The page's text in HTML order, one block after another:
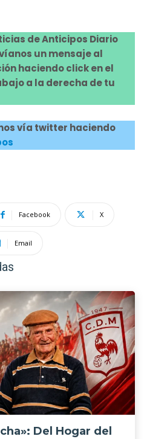
de Anticipos Diario
un mensaje al
haciendo click en el
a la derecha de tu
vía twitter haciendo
Facebook X
Email
Del Hogar del